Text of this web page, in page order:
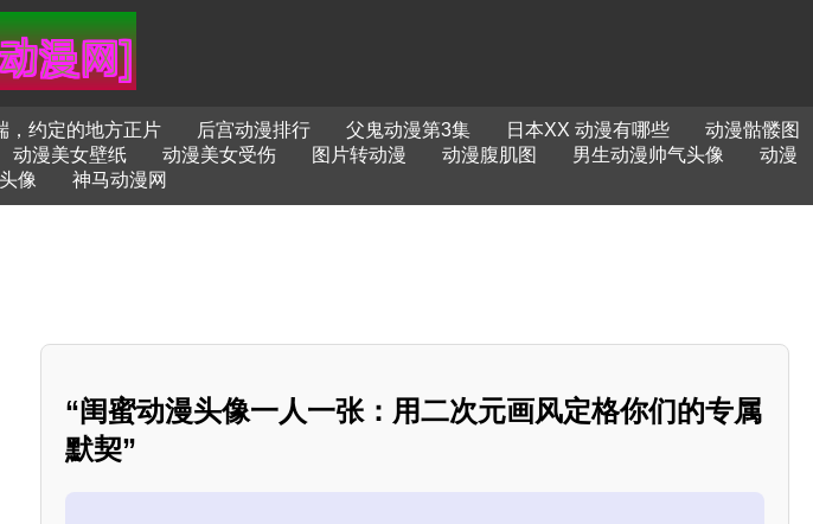
，约定的地方正片 后宫动漫排行 父鬼动漫第3集 日本XX 动漫有哪些
动漫骷髅图
动漫美女壁纸 动漫美女受伤 图片转动漫 动漫腹肌图 男生动漫帅气头像
动漫
像 神马动漫网
“闺蜜动漫头像一人一张：用二次元画风定格你们的专属
默契”